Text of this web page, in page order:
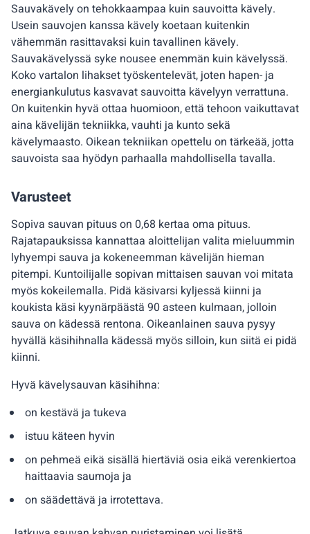
Sauvakävely on tehokkaampaa kuin sauvoitta kävely.
Usein sauvojen kanssa kävely koetaan kuitenkin
vähemmän rasittavaksi kuin tavallinen kävely.
Sauvakävelyssä syke nousee enemmän kuin kävelyssä.
Koko vartalon lihakset työskentelevät, joten hapen- ja
energiankulutus kasvavat sauvoitta kävelyyn verrattuna.
On kuitenkin hyvä ottaa huomioon, että tehoon vaikuttavat
aina kävelijän tekniikka, vauhti ja kunto sekä
kävelymaasto. Oikean tekniikan opettelu on tärkeää, jotta
sauvoista saa hyödyn parhaalla mahdollisella tavalla.
Varusteet
Sopiva sauvan pituus on 0,68 kertaa oma pituus.
Rajatapauksissa kannattaa aloittelijan valita mieluummin
lyhyempi sauva ja kokeneemman kävelijän hieman
pitempi. Kuntoilijalle sopivan mittaisen sauvan voi mitata
myös kokeilemalla. Pidä käsivarsi kyljessä kiinni ja
koukista käsi kyynärpäästä 90 asteen kulmaan, jolloin
sauva on kädessä rentona. Oikeanlainen sauva pysyy
hyvällä käsihihnalla kädessä myös silloin, kun siitä ei pidä
kiinni.
Hyvä kävelysauvan käsihihna:
on kestävä ja tukeva
istuu käteen hyvin
on pehmeä eikä sisällä hiertäviä osia eikä verenkiertoa
haittaavia saumoja ja
on säädettävä ja irrotettava.